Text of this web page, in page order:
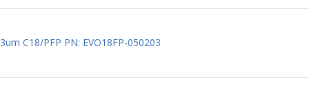
C18/PFP PN: EVO18FP-050203